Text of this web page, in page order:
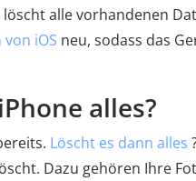
alle vorhandenen
iOS neu, sodass das
alles?
Löscht es dann alles
Dazu gehören Ihre